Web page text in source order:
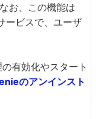
お、この機能は
ービスで、ユーザ
有効化やスタート
のアンインスト